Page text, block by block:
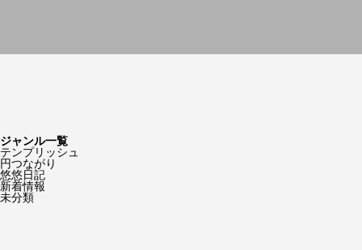
ジャンル一覧
テンプリッシュ
円つながり
悠悠日記
新着情報
未分類